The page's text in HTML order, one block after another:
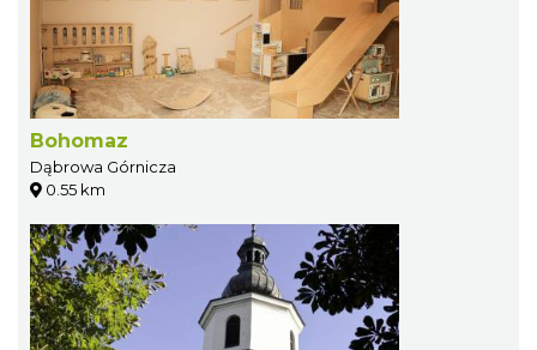
Bohomaz
Dąbrowa Górnicza
0.55 km